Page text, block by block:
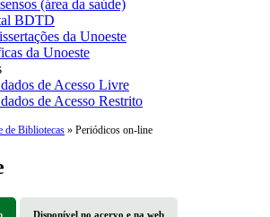
(área da saúde)
BDTD
da Unoeste
da Unoeste
de Acesso Livre
de Acesso Restrito
de Bibliotecas » Periódicos on-line
Disponível no acervo e na web